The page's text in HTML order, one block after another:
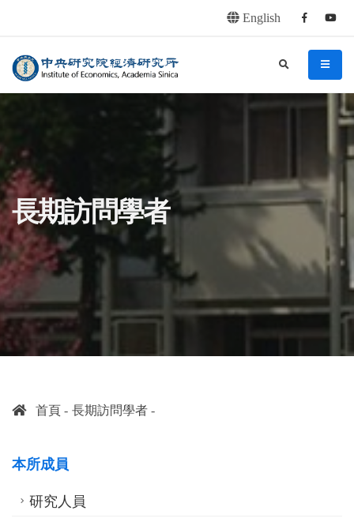
English Facebook
中央研究院經濟研究所 menu
search
長期訪問學者
首頁 長期訪問學者
本所成員
研究人員